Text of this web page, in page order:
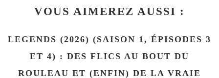
VOUS AIMEREZ AUSSI :
LEGENDS (2026) (SAISON 1, ÉPISODES 3
ET 4) : DES FLICS AU BOUT DU
ROULEAU ET (ENFIN) DE LA VRAIE